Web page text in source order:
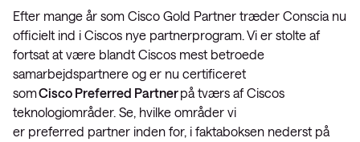
Efter mange år som Cisco Gold Partner træder Conscia nu
officielt ind i Ciscos nye partnerprogram. Vi er stolte af
fortsat at være blandt Ciscos mest betroede
samarbejdspartnere og er nu certificeret
somCisco Preferred Partnerpå tværs af Ciscos
teknologiområder. Se, hvilke områder vi
er preferred partner inden for, i faktaboksen nederst på